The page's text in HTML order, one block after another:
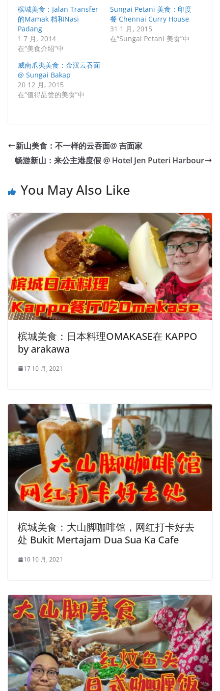
槟城美食：Jalan Transfer
的Mamak 档和Nasi
Padang
1 7 月, 2014
在“美食介绍”中
Sungai Petani 美食：印度
餐 Chennai Curry House
31 1 月, 2015
在“Sungai Petani 美食”中
威南爪夷美食：金汉云吞面
@ Sungai Bakap
20 12 月, 2015
在“值得品尝的美食”中
新山美食：不一样的云吞面@ 吉面家
畅游新山：来公主港度假 @ Hotel Jen Puteri Harbour
You May Also Like
槟城美食：日本料理OMAKASE在 KAPPO
by arakawa
17 10 月, 2021
槟城美食：大山脚咖啡馆，网红打卡好去
处 Bukit Mertajam Dua Sua Ka Cafe
10 10 月, 2021